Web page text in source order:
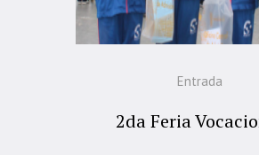
Entrada
2da Feria